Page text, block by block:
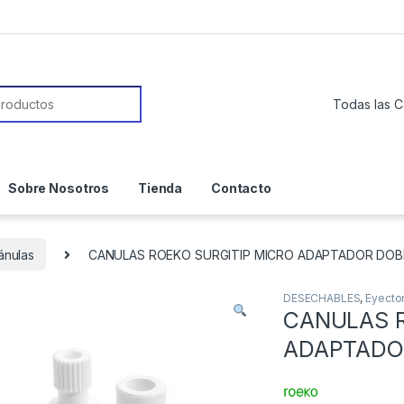
Sobre Nosotros Tienda Contacto
CANULAS ROEKO SURGITIP MICRO ADAPTADOR
DESECHABLES,
CANULAS